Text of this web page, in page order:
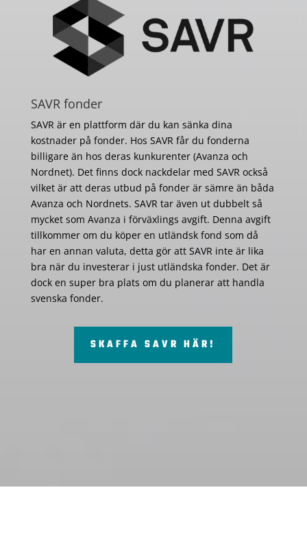
SAVR fonder
SAVR är en plattform där du kan sänka dina
kostnader på fonder. Hos SAVR får du fonderna
billigare än hos deras kunkurenter (Avanza och
Nordnet). Det finns dock nackdelar med SAVR också
vilket är att deras utbud på fonder är sämre än båda
Avanza och Nordnets. SAVR tar även ut dubbelt så
mycket som Avanza i förväxlings avgift. Denna avgift
tillkommer om du köper en utländsk fond som då
har en annan valuta, detta gör att SAVR inte är lika
bra när du investerar i just utländska fonder. Det är
dock en super bra plats om du planerar att handla
svenska fonder.
SKAFFA SAVR HÄR!